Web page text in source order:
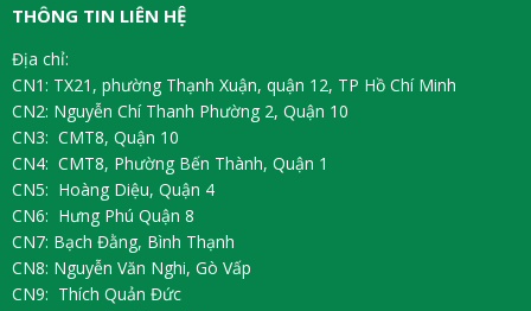
THÔNG TIN LIÊN HỆ
Địa chỉ:
CN1: TX21, phường Thạnh Xuận, quận 12, TP Hồ Chí Minh
CN2: Nguyễn Chí Thanh Phường 2, Quận 10
CN3: CMT8, Quận 10
CN4: CMT8, Phường Bến Thành, Quận 1
CN5: Hoàng Diệu, Quận 4
CN6: Hưng Phú Quận 8
CN7: Bạch Đằng, Bình Thạnh
CN8: Nguyễn Văn Nghi, Gò Vấp
CN9: Thích Quản Đức